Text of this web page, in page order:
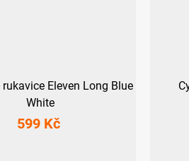
Eleven Long Blue
White
599 Kč